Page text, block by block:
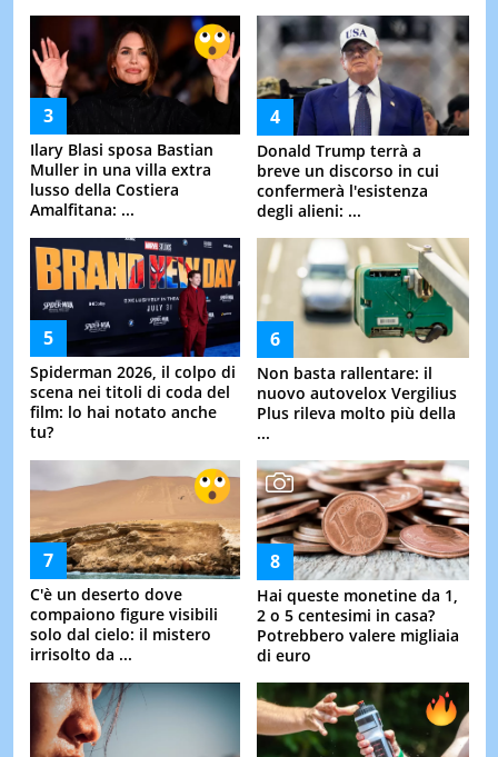
Ilary Blasi sposa Bastian
Muller in una villa extra
lusso della Costiera
Amalfitana: ...
Donald Trump terrà a
breve un discorso in cui
confermerà l'esistenza
degli alieni: ...
Spiderman 2026, il colpo di
scena nei titoli di coda del
film: lo hai notato anche
tu?
Non basta rallentare: il
nuovo autovelox Vergilius
Plus rileva molto più della
...
C'è un deserto dove
compaiono figure visibili
solo dal cielo: il mistero
irrisolto da ...
Hai queste monetine da 1,
2 o 5 centesimi in casa?
Potrebbero valere migliaia
di euro